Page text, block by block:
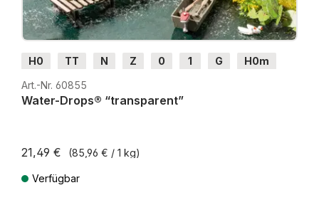
H0 TT N Z 0 1 G
H0m
H0e
Art.-Nr. 60855
Water-Drops® “transparent”
21,49 € (85,96 € / 1 kg)
Verfügbar